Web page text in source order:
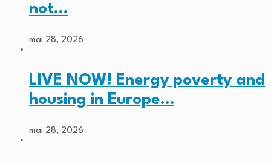
not…
mai 28, 2026
LIVE NOW! Energy poverty and
housing in Europe…
mai 28, 2026